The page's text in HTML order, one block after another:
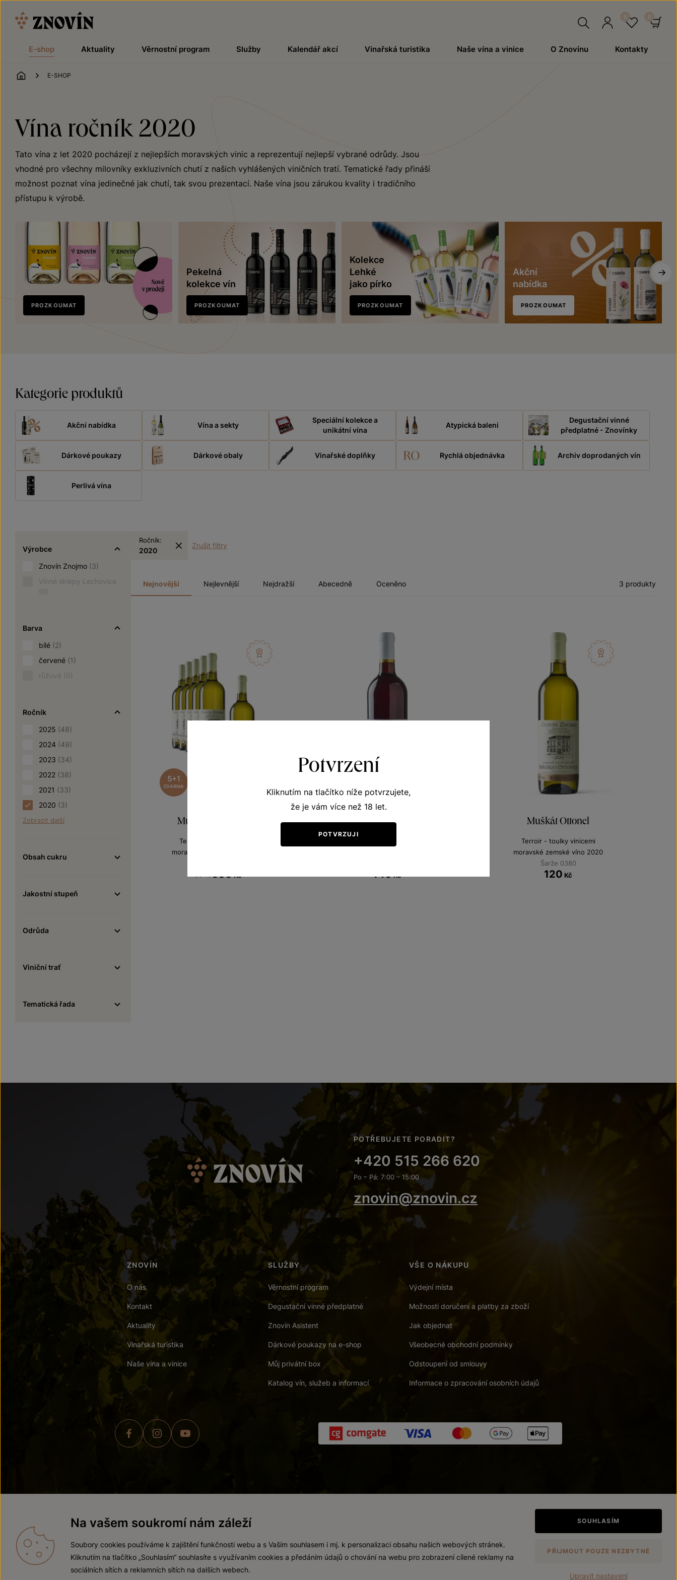
E-shop Aktuality Věrnostní program Služby Kalendář akcí Vinařská turistika Naše vína a vinice O Znovínu Kontakty
ÚVOD
E-SHOP
Vína ročník 2020
Tato vína z let 2020 pocházejí z nejlepších moravských vinic a reprezentují nejlepší vybrané odrůdy. Jsou
vhodné pro všechny milovníky exkluzivních chutí z našich vyhlášených viničních tratí. Tematické řady přináší
možnost poznat vína jedinečné jak chutí, tak svou prezentací. Naše vína jsou zárukou kvality i tradičního
přístupu k výrobě.
Nově
v prodeji
PROZKOUMAT
Pekelná
kolekce vín
PROZKOUMAT
Kolekce
Lehké
jako pírko
PROZKOUMAT
Akční
nabídka
PROZKOUMAT
Kategorie produktů
Akční nabídka Vína a sekty
Speciální kolekce a
unikátní vína
Atypická baleni
Degustační vinné
předplatné - Znovínky
Dárkové poukazy Dárkové obaly Vinařské doplňky Rychlá objednávka Archiv doprodaných vín
Perlivá vína
Výrobce
Znovín Znojmo (3)
Vinné sklepy Lechovice
(0)
Barva
bílé (2)
červené (1)
růžové (0)
Ročník
2025 (48)
2024 (49)
2023 (34)
2022 (38)
2021 (33)
2020 (3)
Zobrazit další
Obsah cukru
Jakostní stupeň
Odrůda
Viniční trať
Tematická řada
Ročník:
2020
Zrušit filtry
Nejnovější Nejlevnější Nejdražší Abecedně Oceněno 3 produkty
5+1
ZDARMA
Muškát Ottonel 5+1
Terroir - toulky vinicemi
moravské zemské víno 2020
720 Kč600Kč
Rulandské modré
140Kč
Muškát Ottonel
Terroir - toulky vinicemi
moravské zemské víno 2020
Šarže 0380
120 Kč
POTŘEBUJETE PORADIT?
+420 515 266 620
Po – Pá: 7:00 – 15:00
znovin@znovin.cz
ZNOVÍN
O nás
Kontakt
Aktuality
Vinařská turistika
Naše vína a vinice
SLUŽBY
Věrnostní program
Degustační vinné předplatné
Znovín Asistent
Dárkové poukazy na e-shop
Můj privátní box
Katalog vín, služeb a informací
VŠE O NÁKUPU
Výdejní místa
Možnosti doručení a platby za zboží
Jak objednat
Všeobecné obchodní podmínky
Odstoupení od smlouvy
Informace o zpracování osobních údajů
Zákaz prodeje alkoholických nápojů osobám mladším 18 let.
Vytvořil webProgress
Potvrzení
Kliknutím na tlačítko níže potvrzujete,
že je vám více než 18 let.
POTVRZUJI
Na vašem soukromí nám záleží
Soubory cookies používáme k zajištění funkčnosti webu a s Vaším souhlasem i mj. k personalizaci obsahu našich webových stránek.
Kliknutím na tlačítko „Souhlasím“ souhlasíte s využívaním cookies a předáním údajů o chování na webu pro zobrazení cílené reklamy na
sociálních sítích a reklamních sítích na dalších webech.
SOUHLASÍM
PŘIJMOUT POUZE NEZBYTNÉ
Upravit nastavení